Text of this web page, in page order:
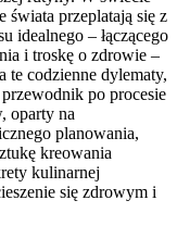
świata przeplatają się z
idealnego – łączącego
i troskę o zdrowie –
codzienne dylematy,
po procesie
oparty na
planowania,
kreowania
kulinarnej
się zdrowym i